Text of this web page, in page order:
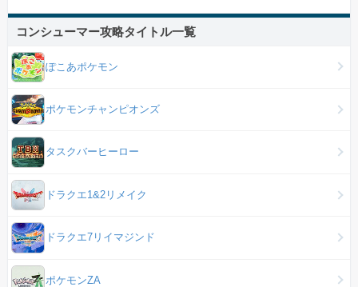
コンシューマー攻略タイトル一覧
ぽこあポケモン
ポケモンチャンピオンズ
タスクバーヒーロー
ドラクエ1&2リメイク
ドラクエ7リイマジンド
ポケモンZA